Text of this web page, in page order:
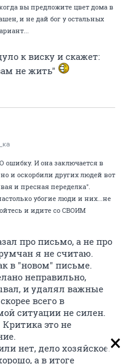
вы предложите цвет дома в
и не дай бог у остальных
к виску и скажет:
не жить"
ошибку. И она заключается в
и оскорбили других людей вот
и пресная переделка".
убогие люди и них...не
и идите со СВОИМ
про письмо, а не про
я не считаю.
в "новом" письме.
неправильно,
и удалял важные
всего в
ситуации не силен.
это не
нет, дело хозяйское.
а в итоге